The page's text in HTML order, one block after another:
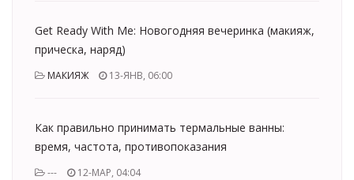
Get Ready With Me: Новогодняя вечеринка (макияж,
прическа, наряд)
МАКИЯЖ 13-ЯНВ, 06:00
Как правильно принимать термальные ванны:
время, частота, противопоказания
--- 12-МАР, 04:04